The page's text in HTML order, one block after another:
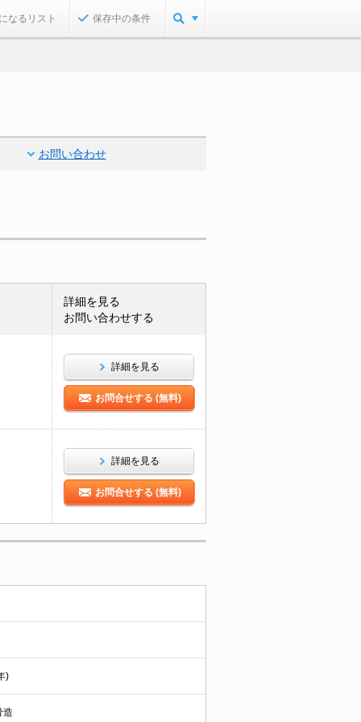
なるリスト 保存中の条件
お問い合わせ
詳細を見る
お問い合わせする
詳細を見る
お問合せする (無料)
詳細を見る
お問合せする (無料)
)
造